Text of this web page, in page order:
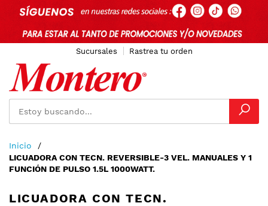
Sucursales Rastrea tu orden
contenido
Inicio
LICUADORA CON TECN. REVERSIBLE-3 VEL. MANUALES Y 1
FUNCIÓN DE PULSO 1.5L 1000WATT.
LICUADORA CON TECN.